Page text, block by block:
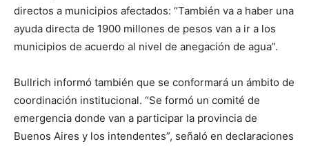
directos a municipios afectados: “También va a haber una
ayuda directa de 1900 millones de pesos van a ir a los
municipios de acuerdo al nivel de anegación de agua”.
Bullrich informó también que se conformará un ámbito de
coordinación institucional. “Se formó un comité de
emergencia donde van a participar la provincia de
Buenos Aires y los intendentes”, señaló en declaraciones